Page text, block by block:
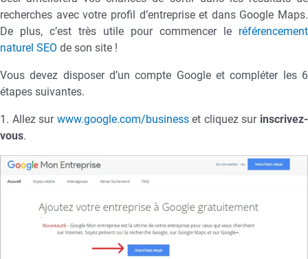
recherches avec votre profil d’entreprise et dans Google Maps.
De plus, c’est très utile pour commencer le référencement
naturel SEO de son site !
Vous devez disposer d’un compte Google et compléter les 6
étapes suivantes.
1. Allez sur www.google.com/businesset cliquez sur inscrivez-
vous.